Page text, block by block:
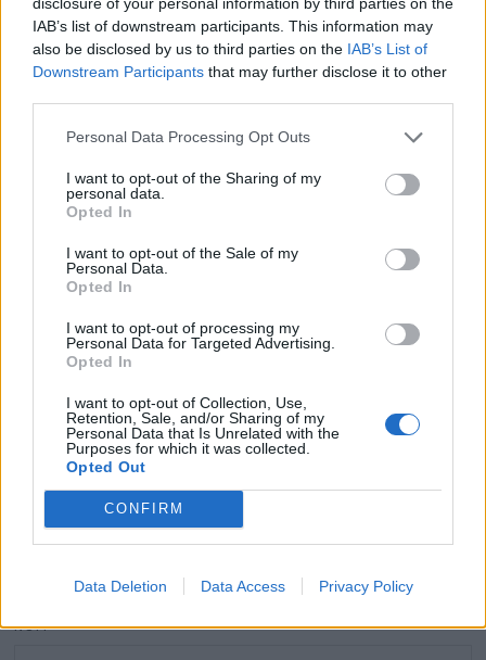
IAB’s list of downstream participants. This information may
also be disclosed by us to third parties on the IAB’s List of
Downstream Participants that may further disclose it to other
Personal Data Processing Opt Outs
I want to opt-out of the Sharing of my
personal data.
Opted In
I want to opt-out of the Sale of my
Personal Data.
Opted In
I want to opt-out of processing my
Personal Data for Targeted Advertising.
Opted In
I want to opt-out of Collection, Use,
Retention, Sale, and/or Sharing of my
Personal Data that Is Unrelated with the
Purposes for which it was collected.
Opted Out
CONFIRM
Data Deletion Data Access Privacy Policy
Découverte : Qui était le mystérieux mari de Chantal
Nobel
5 mai 2026
Laisser un commentaire
obligatoires sont indiqués avec*
NOM*